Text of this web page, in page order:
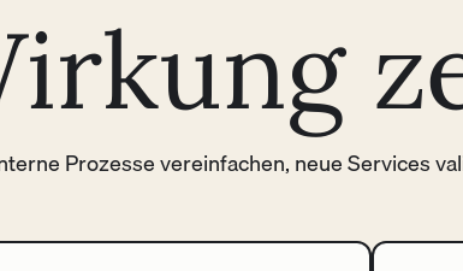
Prozesse vereinfachen, neue Services